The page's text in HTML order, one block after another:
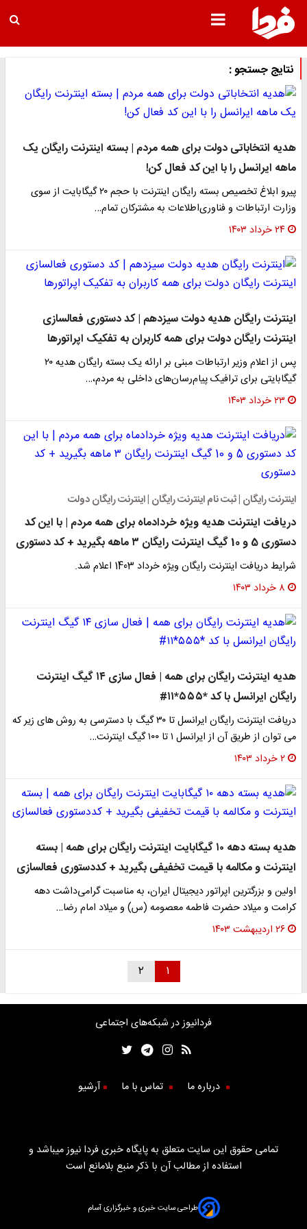
نتایج جستجو :
هدیه انتخاباتی دولت برای همه مردم | بسته اینترنت رایگان یک
ماهه ایرانسل را با این کد فعال کن!
پیرو ابلاغ تخصیص بسته رایگان اینترنت با حجم ۲۰ گیگابایت از سوی
وزارت ارتباطات و فناوری‌اطلاعات به مشترکان تمام…
۲۴ خرداد ۱۴۰۳
اینترنت رایگان هدیه دولت سیزدهم | کد دستوری فعالسازی
اینترنت رایگان دولت برای همه کاربران به تفکیک اپراتورها
پس از اعلام وزیر ارتباطات مبنی بر ارائه یک بسته رایگان هدیه ۲۰
گیگابایتی برای ترافیک پیام‌رسان‌های داخلی به مردم،…
۲۳ خرداد ۱۴۰۳
اینترنت رایگان | ثبت نام اینترنت رایگان | اینترنت رایگان دولت
دریافت اینترنت هدیه ویژه خردادماه​ برای همه مردم | با این کد
دستوری 5 و 10 گیگ اینترنت رایگان ۳ ماهه بگیرید + کد دستوری
شرایط دریافت اینترنت رایگان ویژه خرداد 1403 اعلام شد.
۸ خرداد ۱۴۰۳
هدیه اینترنت رایگان برای همه | فعال سازی ۱۴ گیگ اینترنت
رایگان ایرانسل با کد *۵۵۵*۱۱#
دریافت اینترنت رایگان ایرانسل تا ۳۰ گیگ با دسترسی به روش های زیر که
می توان از طریق آن از ایرانسل ۱ تا ۱۰۰ گیگ اینترنت…
۲ خرداد ۱۴۰۳
هدیه بسته دهه ۱۰ گیگابایت اینترنت رایگان برای همه | بسته
اینترنت و مکالمه با قیمت تخفیفی بگیرید + کددستوری فعالسازی
اولین و بزرگترین اپراتور دیجیتال ایران، به مناسبت گرامی‌داشت دهه
کرامت و میلاد حضرت فاطمه معصومه (س) و میلاد امام رضا…
۲۶ اردیبهشت ۱۴۰۳
۱ ۲
فردانیوز در شبکه‌های اجتماعی
درباره ما تماس با ما آرشیو
تمامی حقوق این سایت متعلق به پایگاه خبری فردا نیوز میباشد و
استفاده از مطالب آن با ذکر منبع بلامانع است
طراحی سایت خبری و خبرگزاری آسام